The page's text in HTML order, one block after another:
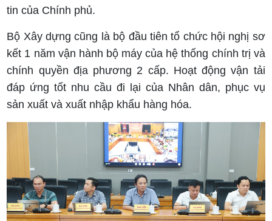
tin của Chính phủ.
Bộ Xây dựng cũng là bộ đầu tiên tổ chức hội nghị sơ
kết 1 năm vận hành bộ máy của hệ thống chính trị và
chính quyền địa phương 2 cấp. Hoạt động vận tải
đáp ứng tốt nhu cầu đi lại của Nhân dân, phục vụ
sản xuất và xuất nhập khẩu hàng hóa.